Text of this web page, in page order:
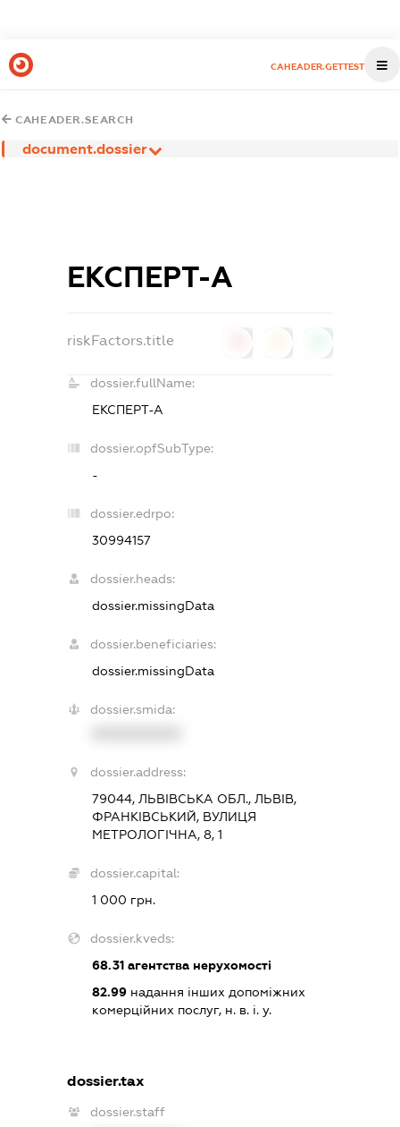
CAHEADER.GETTEST
CAHEADER.SEARCH
document.dossier
ЕКСПЕРТ-А
riskFactors.title
dossier.fullName:
ЕКСПЕРТ-А
dossier.opfSubType:
-
dossier.edrpo:
30994157
dossier.heads:
dossier.missingData
dossier.beneficiaries:
dossier.missingData
dossier.smida:
dossier.address:
79044, ЛЬВІВСЬКА ОБЛ., ЛЬВІВ,
ФРАНКІВСЬКИЙ, ВУЛИЦЯ
МЕТРОЛОГІЧНА, 8, 1
dossier.capital:
1 000 грн.
dossier.kveds:
68.31агентства нерухомості
82.99надання інших допоміжних
комерційних послуг, н. в. і. у.
dossier.tax
dossier.staff